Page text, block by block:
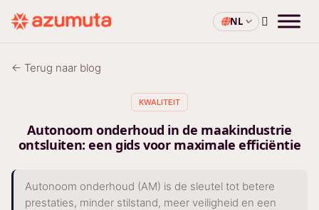
NL
← Terug naar blog
KWALITEIT
Autonoom onderhoud in de maakindustrie
ontsluiten: een gids voor maximale efficiëntie
Autonoom onderhoud (AM) is de sleutel tot betere
prestaties, minder stilstand, meer veiligheid en een